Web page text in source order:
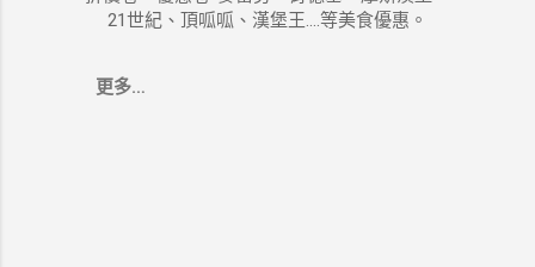
21世紀、頂呱呱、漢堡王....等美食優惠。
更多…